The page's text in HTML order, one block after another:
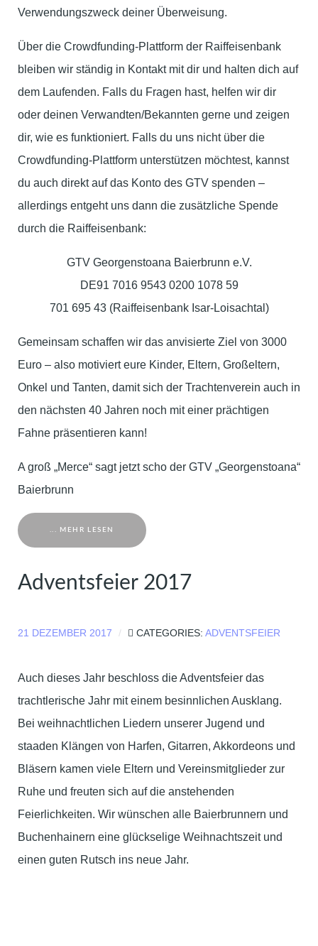
Verwendungszweck deiner Überweisung.
Über die Crowdfunding-Plattform der Raiffeisenbank
bleiben wir ständig in Kontakt mit dir und halten dich auf
dem Laufenden. Falls du Fragen hast, helfen wir dir
oder deinen Verwandten/Bekannten gerne und zeigen
dir, wie es funktioniert. Falls du uns nicht über die
Crowdfunding-Plattform unterstützen möchtest, kannst
du auch direkt auf das Konto des GTV spenden –
allerdings entgeht uns dann die zusätzliche Spende
durch die Raiffeisenbank:
GTV Georgenstoana Baierbrunn e.V.
DE91 7016 9543 0200 1078 59
701 695 43 (Raiffeisenbank Isar-Loisachtal)
Gemeinsam schaffen wir das anvisierte Ziel von 3000
Euro – also motiviert eure Kinder, Eltern, Großeltern,
Onkel und Tanten, damit sich der Trachtenverein auch in
den nächsten 40 Jahren noch mit einer prächtigen
Fahne präsentieren kann!
A groß „Merce“ sagt jetzt scho der GTV „Georgenstoana“
Baierbrunn
... MEHR LESEN
Adventsfeier 2017
21 DEZEMBER 2017 CATEGORIES: ADVENTSFEIER
Auch dieses Jahr beschloss die Adventsfeier das
trachtlerische Jahr mit einem besinnlichen Ausklang.
Bei weihnachtlichen Liedern unserer Jugend und
staaden Klängen von Harfen, Gitarren, Akkordeons und
Bläsern kamen viele Eltern und Vereinsmitglieder zur
Ruhe und freuten sich auf die anstehenden
Feierlichkeiten. Wir wünschen alle Baierbrunnern und
Buchenhainern eine glückselige Weihnachtszeit und
einen guten Rutsch ins neue Jahr.